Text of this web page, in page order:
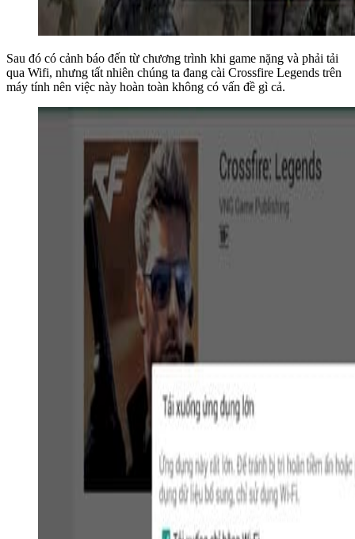
Sau đó có cảnh báo đến từ chương trình khi game nặng và phải tải
qua Wifi, nhưng tất nhiên chúng ta đang cài Crossfire Legends trên
máy tính nên việc này hoàn toàn không có vấn đề gì cả.